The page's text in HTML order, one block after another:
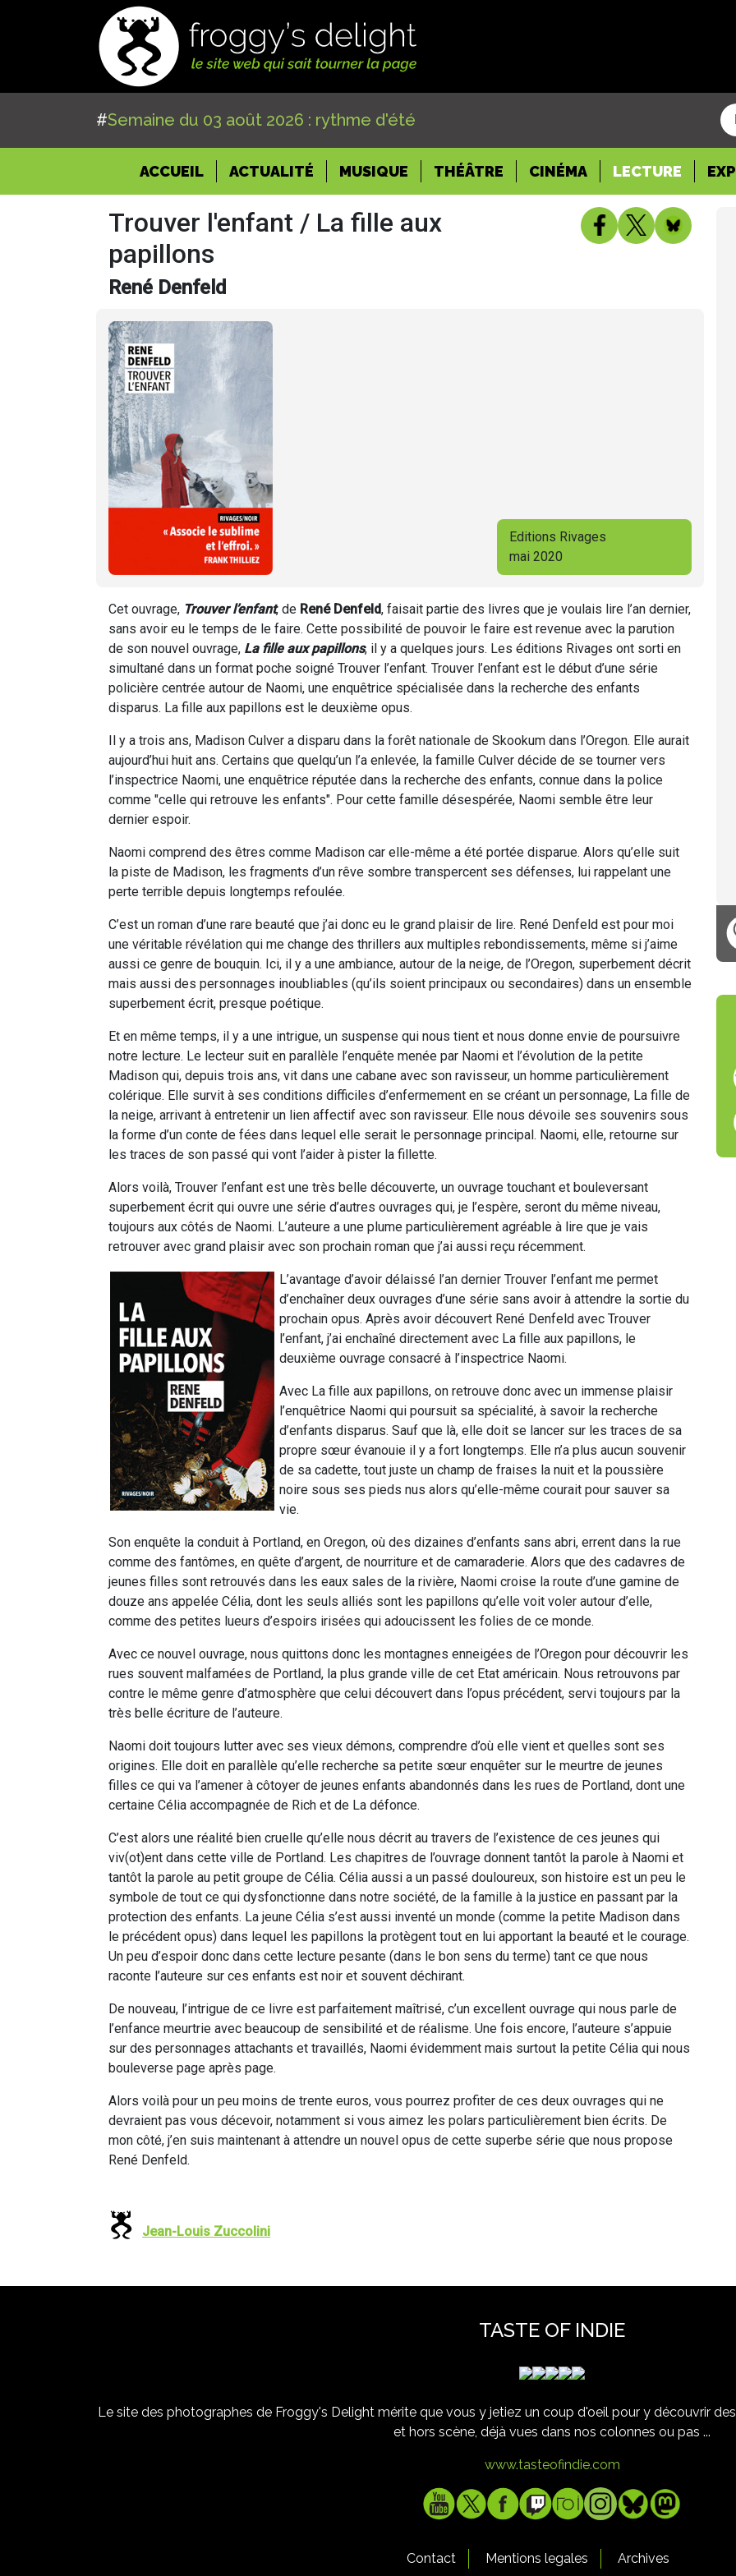
#Semaine du 03 août 2026 : rythme d'été
ACCUEIL(CURRENT)
ACTUALITÉ MUSIQUE THÉÂTRE CINÉMA LECTURE
Trouver l'enfant / La fille aux
papillons
René Denfeld
Editions Rivages
mai 2020
Cet ouvrage, Trouver l’enfant, de René Denfeld, faisait partie des livres que je voulais lire l’an dernier,
sans avoir eu le temps de le faire. Cette possibilité de pouvoir le faire est revenue avec la parution
de son nouvel ouvrage, La fille aux papillons, il y a quelques jours. Les éditions Rivages ont sorti en
simultané dans un format poche soigné Trouver l’enfant. Trouver l’enfant est le début d’une série
policière centrée autour de Naomi, une enquêtrice spécialisée dans la recherche des enfants
disparus. La fille aux papillons est le deuxième opus.
Il y a trois ans, Madison Culver a disparu dans la forêt nationale de Skookum dans l’Oregon. Elle aurait
aujourd’hui huit ans. Certains que quelqu’un l’a enlevée, la famille Culver décide de se tourner vers
l’inspectrice Naomi, une enquêtrice réputée dans la recherche des enfants, connue dans la police
comme "celle qui retrouve les enfants". Pour cette famille désespérée, Naomi semble être leur
dernier espoir.
Naomi comprend des êtres comme Madison car elle-même a été portée disparue. Alors qu’elle suit
la piste de Madison, les fragments d’un rêve sombre transpercent ses défenses, lui rappelant une
perte terrible depuis longtemps refoulée.
C’est un roman d’une rare beauté que j’ai donc eu le grand plaisir de lire. René Denfeld est pour moi
une véritable révélation qui me change des thrillers aux multiples rebondissements, même si j’aime
aussi ce genre de bouquin. Ici, il y a une ambiance, autour de la neige, de l’Oregon, superbement décrit
mais aussi des personnages inoubliables (qu’ils soient principaux ou secondaires) dans un ensemble
superbement écrit, presque poétique.
Et en même temps, il y a une intrigue, un suspense qui nous tient et nous donne envie de poursuivre
notre lecture. Le lecteur suit en parallèle l’enquête menée par Naomi et l’évolution de la petite
Madison qui, depuis trois ans, vit dans une cabane avec son ravisseur, un homme particulièrement
colérique. Elle survit à ses conditions difficiles d’enfermement en se créant un personnage, La fille de
la neige, arrivant à entretenir un lien affectif avec son ravisseur. Elle nous dévoile ses souvenirs sous
la forme d’un conte de fées dans lequel elle serait le personnage principal. Naomi, elle, retourne sur
les traces de son passé qui vont l’aider à pister la fillette.
Alors voilà, Trouver l’enfant est une très belle découverte, un ouvrage touchant et bouleversant
superbement écrit qui ouvre une série d’autres ouvrages qui, je l’espère, seront du même niveau,
toujours aux côtés de Naomi. L’auteure a une plume particulièrement agréable à lire que je vais
retrouver avec grand plaisir avec son prochain roman que j’ai aussi reçu récemment.
L’avantage d’avoir délaissé l’an dernier Trouver l’enfant me permet
d’enchaîner deux ouvrages d’une série sans avoir à attendre la sortie du
prochain opus. Après avoir découvert René Denfeld avec Trouver
l’enfant, j’ai enchaîné directement avec La fille aux papillons, le
deuxième ouvrage consacré à l’inspectrice Naomi.
Avec La fille aux papillons, on retrouve donc avec un immense plaisir
l’enquêtrice Naomi qui poursuit sa spécialité, à savoir la recherche
d’enfants disparus. Sauf que là, elle doit se lancer sur les traces de sa
propre sœur évanouie il y a fort longtemps. Elle n’a plus aucun souvenir
de sa cadette, tout juste un champ de fraises la nuit et la poussière
noire sous ses pieds nus alors qu’elle-même courait pour sauver sa
vie.
Son enquête la conduit à Portland, en Oregon, où des dizaines d’enfants sans abri, errent dans la rue
comme des fantômes, en quête d’argent, de nourriture et de camaraderie. Alors que des cadavres de
jeunes filles sont retrouvés dans les eaux sales de la rivière, Naomi croise la route d’une gamine de
douze ans appelée Célia, dont les seuls alliés sont les papillons qu’elle voit voler autour d’elle,
comme des petites lueurs d’espoirs irisées qui adoucissent les folies de ce monde.
Avec ce nouvel ouvrage, nous quittons donc les montagnes enneigées de l’Oregon pour découvrir les
rues souvent malfamées de Portland, la plus grande ville de cet Etat américain. Nous retrouvons par
contre le même genre d’atmosphère que celui découvert dans l’opus précédent, servi toujours par la
très belle écriture de l’auteure.
Naomi doit toujours lutter avec ses vieux démons, comprendre d’où elle vient et quelles sont ses
origines. Elle doit en parallèle qu’elle recherche sa petite sœur enquêter sur le meurtre de jeunes
filles ce qui va l’amener à côtoyer de jeunes enfants abandonnés dans les rues de Portland, dont une
certaine Célia accompagnée de Rich et de La défonce.
C’est alors une réalité bien cruelle qu’elle nous décrit au travers de l’existence de ces jeunes qui
viv(ot)ent dans cette ville de Portland. Les chapitres de l’ouvrage donnent tantôt la parole à Naomi et
tantôt la parole au petit groupe de Célia. Célia aussi a un passé douloureux, son histoire est un peu le
symbole de tout ce qui dysfonctionne dans notre société, de la famille à la justice en passant par la
protection des enfants. La jeune Célia s’est aussi inventé un monde (comme la petite Madison dans
le précédent opus) dans lequel les papillons la protègent tout en lui apportant la beauté et le courage.
Un peu d’espoir donc dans cette lecture pesante (dans le bon sens du terme) tant ce que nous
raconte l’auteure sur ces enfants est noir et souvent déchirant.
De nouveau, l’intrigue de ce livre est parfaitement maîtrisé, c’un excellent ouvrage qui nous parle de
l’enfance meurtrie avec beaucoup de sensibilité et de réalisme. Une fois encore, l’auteure s’appuie
sur des personnages attachants et travaillés, Naomi évidemment mais surtout la petite Célia qui nous
bouleverse page après page.
Alors voilà pour un peu moins de trente euros, vous pourrez profiter de ces deux ouvrages qui ne
devraient pas vous décevoir, notamment si vous aimez les polars particulièrement bien écrits. De
mon côté, j’en suis maintenant à attendre un nouvel opus de cette superbe série que nous propose
René Denfeld.
Jean-Louis Zuccolini
TASTE OF INDIE
Le site des photographes de Froggy's Delight mérite que vous y jetiez un coup d'oeil pour y découvrir
et hors scène, déjà vues dans nos colonnes ou pas ...
www.tasteofindie.com
Contact Mentions legales Archives